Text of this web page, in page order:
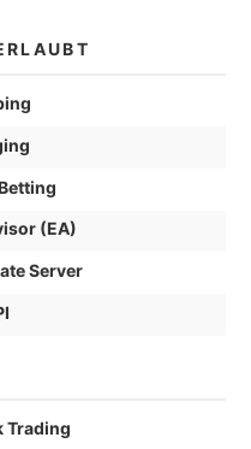
(EA)
Server
Trading